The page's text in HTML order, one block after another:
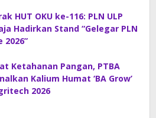
HUT OKU ke-116: PLN ULP
Hadirkan Stand “Gelegar PLN
2026”
Ketahanan Pangan, PTBA
Kalium Humat ‘BA Grow’
2026